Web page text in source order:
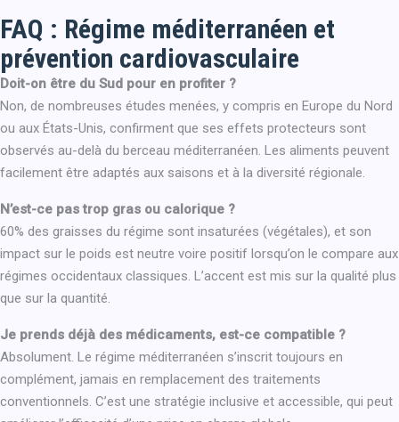
FAQ : Régime méditerranéen et
prévention cardiovasculaire
Doit-on être du Sud pour en profiter ?
Non, de nombreuses études menées, y compris en Europe du Nord
ou aux États-Unis, confirment que ses effets protecteurs sont
observés au-delà du berceau méditerranéen. Les aliments peuvent
facilement être adaptés aux saisons et à la diversité régionale.
N’est-ce pas trop gras ou calorique ?
60% des graisses du régime sont insaturées (végétales), et son
impact sur le poids est neutre voire positif lorsqu’on le compare aux
régimes occidentaux classiques. L’accent est mis sur la qualité plus
que sur la quantité.
Je prends déjà des médicaments, est-ce compatible ?
Absolument. Le régime méditerranéen s’inscrit toujours en
complément, jamais en remplacement des traitements
conventionnels. C’est une stratégie inclusive et accessible, qui peut